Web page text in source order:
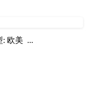
: 欧美 ...